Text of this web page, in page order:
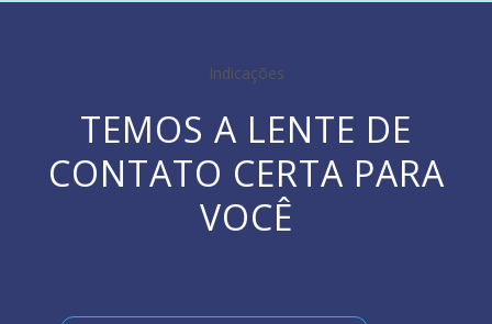
Indicações
TEMOS A LENTE DE
CONTATO CERTA PARA
VOCÊ